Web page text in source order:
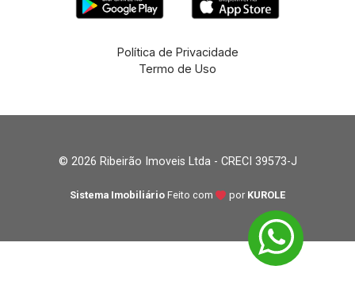
Política de Privacidade
Termo de Uso
© 2026 Ribeirão Imoveis Ltda - CRECI 39573-J
Sistema Imobiliário Feito com por KUROLE